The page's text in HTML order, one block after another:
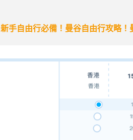
新手自由行必備！曼谷自由行攻略！